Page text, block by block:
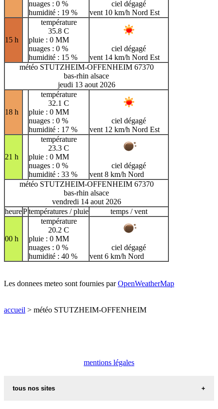
nuages : 0 %
humidité : 19 %
ciel dégagé
vent 10 km/h Nord Est
15 h
température
35.8 C
pluie : 0 MM
nuages : 0 %
humidité : 15 %
ciel dégagé
vent 14 km/h Nord Est
météo STUTZHEIM-OFFENHEIM 67370
bas-rhin alsace
jeudi 13 aout 2026
18 h
température
32.1 C
pluie : 0 MM
nuages : 0 %
humidité : 17 %
ciel dégagé
vent 12 km/h Nord Est
21 h
température
23.3 C
pluie : 0 MM
nuages : 0 %
humidité : 33 %
ciel dégagé
vent 8 km/h Nord
météo STUTZHEIM-OFFENHEIM 67370
bas-rhin alsace
vendredi 14 aout 2026
heurePtempératures / pluie temps / vent
00 h
température
20.2 C
pluie : 0 MM
nuages : 0 %
humidité : 40 %
ciel dégagé
vent 6 km/h Nord
Les donnees meteo sont fournies parOpenWeatherMap
accueil > météo STUTZHEIM-OFFENHEIM
mentions légales
tous nos sites